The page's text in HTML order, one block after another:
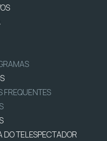
FREQUENTES
DO TELESPECTADOR